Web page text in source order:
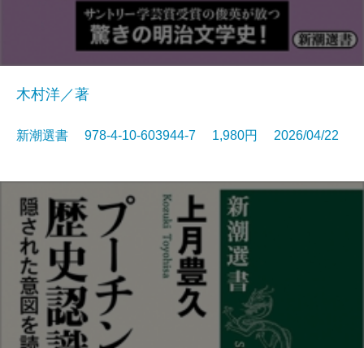
木村洋／著
新潮選書 978-4-10-603944-7 1,980円 2026/04/22